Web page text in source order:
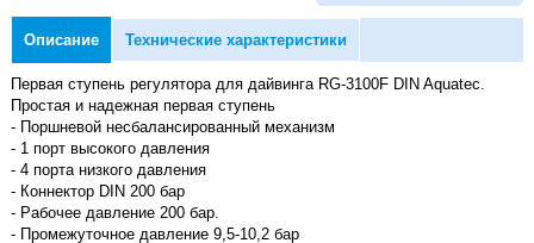
Описание Технические характеристики
Первая ступень регулятора для дайвинга RG-3100F DIN Aquatec.
Простая и надежная первая ступень
- Поршневой несбалансированный механизм
- 1 порт высокого давления
- 4 порта низкого давления
- Коннектор DIN 200 бар
- Рабочее давление 200 бар.
- Промежуточное давление 9,5-10,2 бар